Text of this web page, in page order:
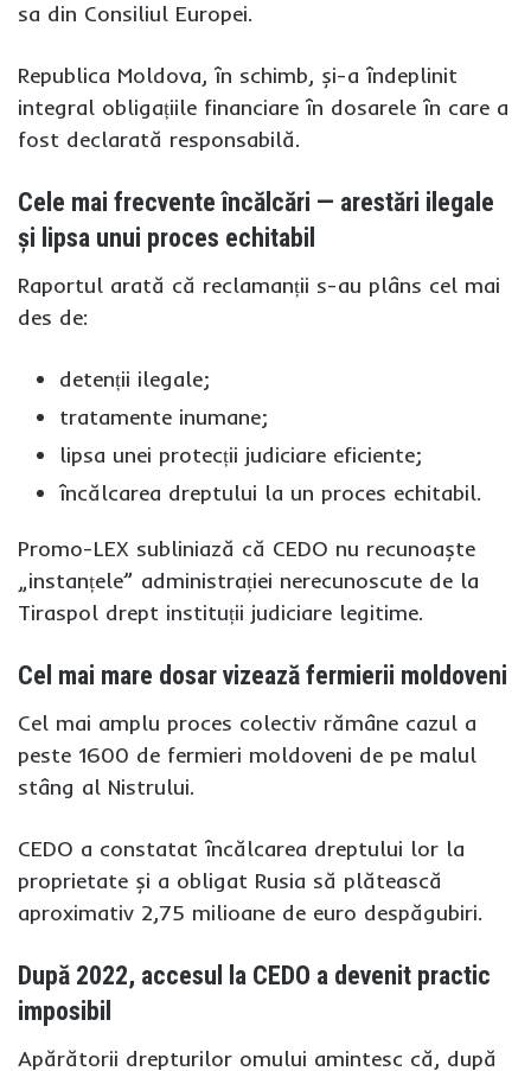
sa din Consiliul Europei.
Republica Moldova, în schimb, și-a îndeplinit
integral obligațiile financiare în dosarele în care a
fost declarată responsabilă.
Cele mai frecvente încălcări — arestări ilegale
și lipsa unui proces echitabil
Raportul arată că reclamanții s-au plâns cel mai
des de:
detenții ilegale;
tratamente inumane;
lipsa unei protecții judiciare eficiente;
încălcarea dreptului la un proces echitabil.
Promo-LEX subliniază că CEDO nu recunoaște
„instanțele” administrației nerecunoscute de la
Tiraspol drept instituții judiciare legitime.
Cel mai mare dosar vizează fermierii moldoveni
Cel mai amplu proces colectiv rămâne cazul a
peste 1600 de fermieri moldoveni de pe malul
stâng al Nistrului.
CEDO a constatat încălcarea dreptului lor la
proprietate și a obligat Rusia să plătească
aproximativ 2,75 milioane de euro despăgubiri.
După 2022, accesul la CEDO a devenit practic
imposibil
Apărătorii drepturilor omului amintesc că, după